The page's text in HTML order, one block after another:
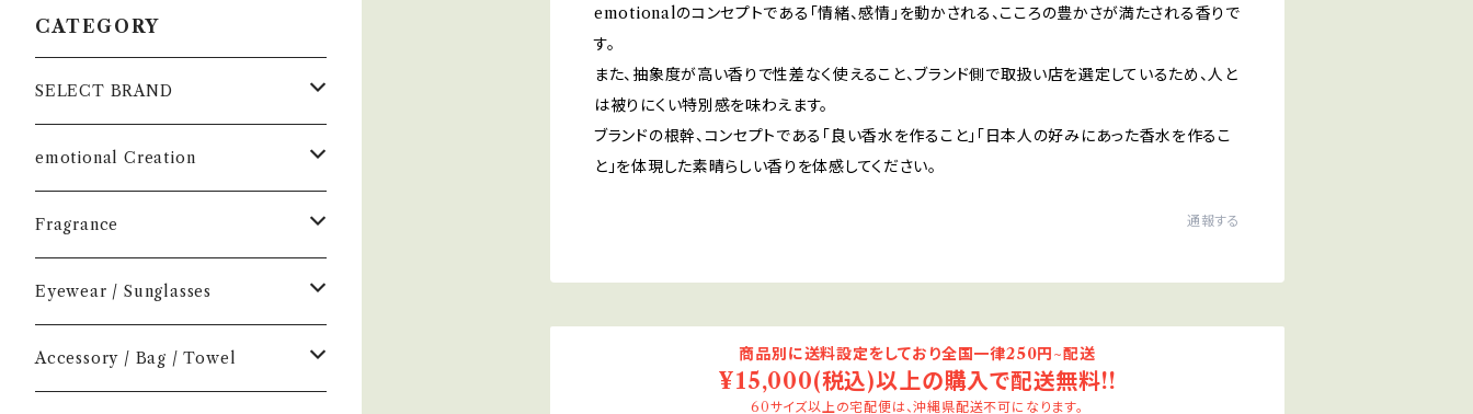
emotionalのコンセプトである「情緒、感情」を動かされる、こころの豊かさが満たされる香りで
す。
また、抽象度が高い香りで性差なく使えること、ブランド側で取扱い店を選定しているため、人と
は被りにくい特別感を味わえます。
ブランドの根幹、コンセプトである「良い香水を作ること」「日本人の好みにあった香水を作るこ
と」を体現した素晴らしい香りを体感してください。
通報する
商品別に送料設定をしており全国一律250円~配送
¥15,000(税込)以上の購入で配送無料!!
60サイズ以上の宅配便は、沖縄県配送不可になります。
CATEGORY
SELECT BRAND
çanoma
香水
お香
Earl of East
Air Freshener
Home Mist
Melt
DIVE
NEW.eyewear
emotional Creation
Vintage
Fragrance
Accessory
Fragrance
Perfume
Incense
Eyewear / Sunglasses
Color Lens
Accessory / Bag / Towel